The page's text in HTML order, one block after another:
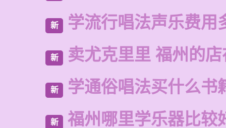
新 学流行唱法声乐费用
新 卖尤克里里 福州的
新 学通俗唱法买什么书
新 福州哪里学乐器比较